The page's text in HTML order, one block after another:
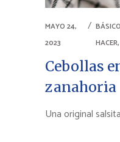
MAYO 24,
2023
HACER,
Cebollas
zanahoria
Una original